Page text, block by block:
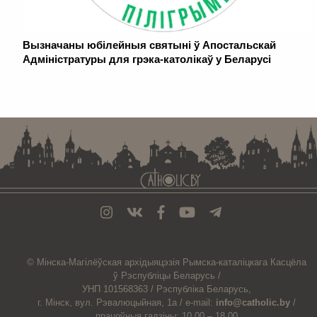
Вызначаны юбілейныя святыні ў Апостальскай
Адміністратуры для грэка-католікаў у Беларусі
© Мiнска-Магiлёўская архiдыяцэзiя Рымска-каталіцкага Касцёла
ў Рэспубліцы Беларусь /
УНП 101568363 / Рэспубліка Беларусь,
г. Мінск, вул. Рэвалюцыйная, 1а / e-mail: info@catholic.by /